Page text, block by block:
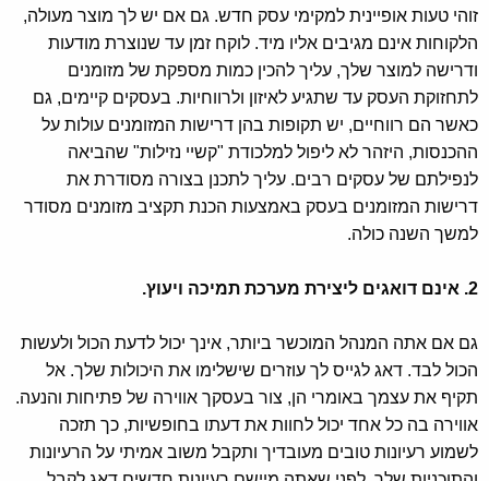
זוהי טעות אופיינית למקימי עסק חדש. גם אם יש לך מוצר מעולה,
הלקוחות אינם מגיבים אליו מיד. לוקח זמן עד שנוצרת מודעות
ודרישה למוצר שלך, עליך להכין כמות מספקת של מזומנים
לתחזוקת העסק עד שתגיע לאיזון ולרווחיות. בעסקים קיימים, גם
כאשר הם רווחיים, יש תקופות בהן דרישות המזומנים עולות על
ההכנסות, היזהר לא ליפול למלכודת "קשיי נזילות" שהביאה
לנפילתם של עסקים רבים. עליך לתכנן בצורה מסודרת את
דרישות המזומנים בעסק באמצעות הכנת תקציב מזומנים מסודר
למשך השנה כולה.
גם אם אתה המנהל המוכשר ביותר, אינך יכול לדעת הכול ולעשות
הכול לבד. דאג לגייס לך עוזרים שישלימו את היכולות שלך. אל
תקיף את עצמך באומרי הן, צור בעסקך אווירה של פתיחות והנעה.
אווירה בה כל אחד יכול לחוות את דעתו בחופשיות, כך תזכה
לשמוע רעיונות טובים מעובדיך ותקבל משוב אמיתי על הרעיונות